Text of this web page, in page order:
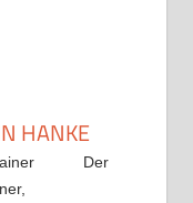
HANKE
Der
,